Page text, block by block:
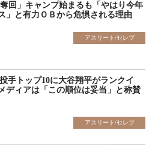
回」キャンプ始まるも「やはり今年
」と有力ＯＢから危惧される理由
アスリート/セレブ
手トップ10に大谷翔平がランクイ
ディアは「この順位は妥当」と称賛
アスリート/セレブ